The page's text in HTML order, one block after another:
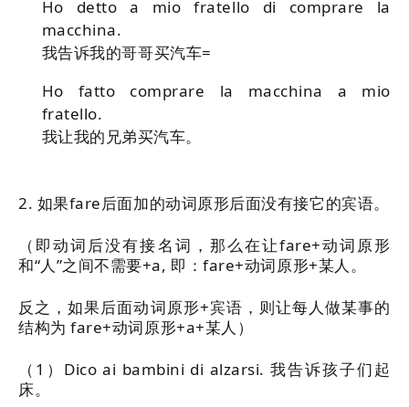
Ho detto a mio fratello di comprare la
macchina.
我告诉我的哥哥买汽车=
Ho fatto comprare la macchina a mio
fratello.
我让我的兄弟买汽车。
2. 如果fare后面加的动词原形后面没有接它的宾语。
（即动词后没有接名词，那么在让fare+动词原形
和“人”之间不需要+a, 即：fare+动词原形+某人。
反之，如果后面动词原形+宾语，则让每人做某事的
结构为 fare+动词原形+a+某人 ）
（1）Dico ai bambini di alzarsi. 我告诉孩子们起
床。